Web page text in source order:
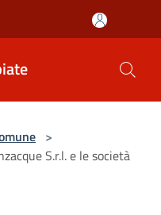
>
S.r.l. e le società